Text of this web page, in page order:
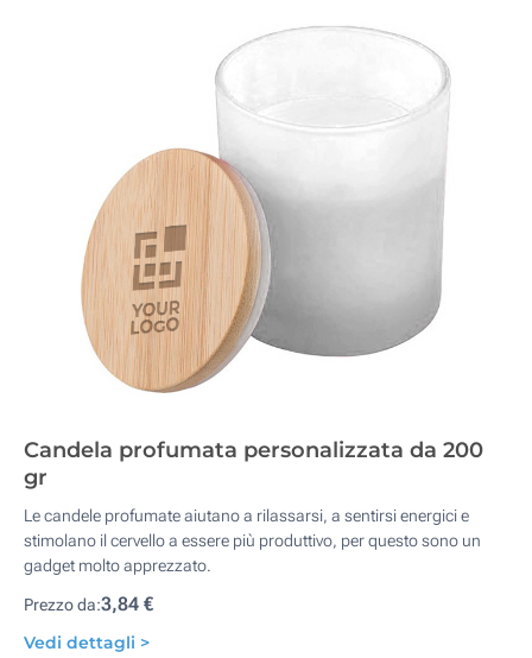
Candela profumata personalizzata da 200
gr
Le candele profumate aiutano a rilassarsi, a sentirsi energici e
stimolano il cervello a essere più produttivo, per questo sono un
gadget molto apprezzato.
Prezzo da:3,84 €
Vedi dettagli >